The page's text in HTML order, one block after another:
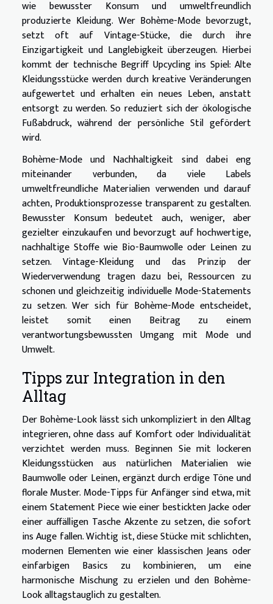
wie bewusster Konsum und umweltfreundlich
produzierte Kleidung. Wer Bohème-Mode bevorzugt,
setzt oft auf Vintage-Stücke, die durch ihre
Einzigartigkeit und Langlebigkeit überzeugen. Hierbei
kommt der technische Begriff Upcycling ins Spiel: Alte
Kleidungsstücke werden durch kreative Veränderungen
aufgewertet und erhalten ein neues Leben, anstatt
entsorgt zu werden. So reduziert sich der ökologische
Fußabdruck, während der persönliche Stil gefördert
wird.
Bohème-Mode und Nachhaltigkeit sind dabei eng
miteinander verbunden, da viele Labels
umweltfreundliche Materialien verwenden und darauf
achten, Produktionsprozesse transparent zu gestalten.
Bewusster Konsum bedeutet auch, weniger, aber
gezielter einzukaufen und bevorzugt auf hochwertige,
nachhaltige Stoffe wie Bio-Baumwolle oder Leinen zu
setzen. Vintage-Kleidung und das Prinzip der
Wiederverwendung tragen dazu bei, Ressourcen zu
schonen und gleichzeitig individuelle Mode-Statements
zu setzen. Wer sich für Bohème-Mode entscheidet,
leistet somit einen Beitrag zu einem
verantwortungsbewussten Umgang mit Mode und
Umwelt.
Tipps zur Integration in den
Alltag
Der Bohème-Look lässt sich unkompliziert in den Alltag
integrieren, ohne dass auf Komfort oder Individualität
verzichtet werden muss. Beginnen Sie mit lockeren
Kleidungsstücken aus natürlichen Materialien wie
Baumwolle oder Leinen, ergänzt durch erdige Töne und
florale Muster. Mode-Tipps für Anfänger sind etwa, mit
einem Statement Piece wie einer bestickten Jacke oder
einer auffälligen Tasche Akzente zu setzen, die sofort
ins Auge fallen. Wichtig ist, diese Stücke mit schlichten,
modernen Elementen wie einer klassischen Jeans oder
einfarbigen Basics zu kombinieren, um eine
harmonische Mischung zu erzielen und den Bohème-
Look alltagstauglich zu gestalten.